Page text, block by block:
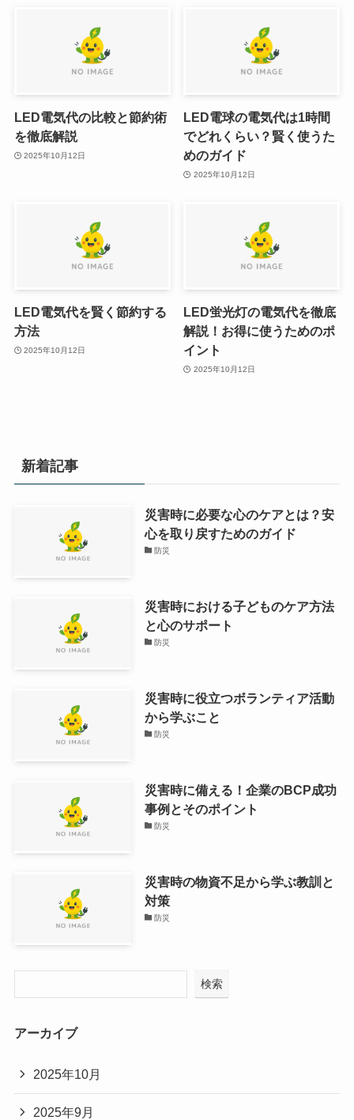
LED電気代の比較と節約術
を徹底解説
2025年10月12日
LED電球の電気代は1時間
でどれくらい？賢く使うた
めのガイド
2025年10月12日
LED電気代を賢く節約する
方法
2025年10月12日
LED蛍光灯の電気代を徹底
解説！お得に使うためのポ
イント
2025年10月12日
新着記事
災害時に必要な心のケアとは？安
心を取り戻すためのガイド
防災
災害時における子どものケア方法
と心のサポート
防災
災害時に役立つボランティア活動
から学ぶこと
防災
災害時に備える！企業のBCP成功
事例とそのポイント
防災
災害時の物資不足から学ぶ教訓と
対策
防災
検索
アーカイブ
2025年10月
2025年9月